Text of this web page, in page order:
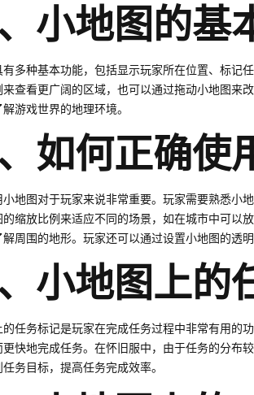
小地图的基
有多种基本功能，包括显示玩家所在位置、标记
查看更广阔的区域，也可以通过拖动小地图来
游戏世界的地理环境。
如何正确使
小地图对于玩家来说非常重要。玩家需要熟悉小
的缩放比例来适应不同的场景，如在城市中可以
解周围的地形。玩家还可以通过设置小地图的透
小地图上的
任务标记是玩家在完成任务过程中非常有用的
更快地完成任务。在怀旧服中，由于任务的分布
务目标，提高任务完成效率。